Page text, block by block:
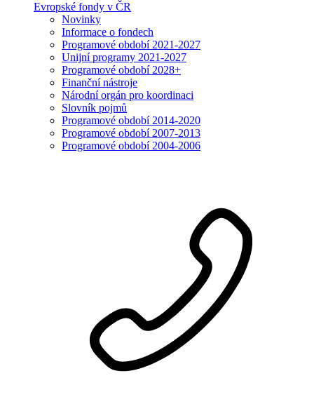
Evropské fondy v ČR
Novinky
Informace o fondech
Programové období 2021-2027
Unijní programy 2021-2027
Programové období 2028+
Finanční nástroje
Národní orgán pro koordinaci
Slovník pojmů
Programové období 2014-2020
Programové období 2007-2013
Programové období 2004-2006